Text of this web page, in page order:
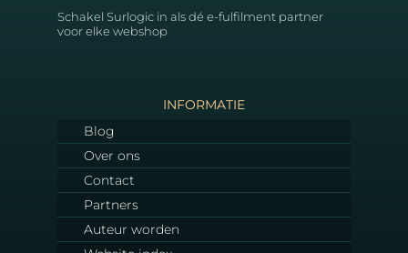
Schakel Surlogic in als dé e-fulfilment partner
voor elke webshop
INFORMATIE
Blog
Over ons
Contact
Partners
Auteur worden